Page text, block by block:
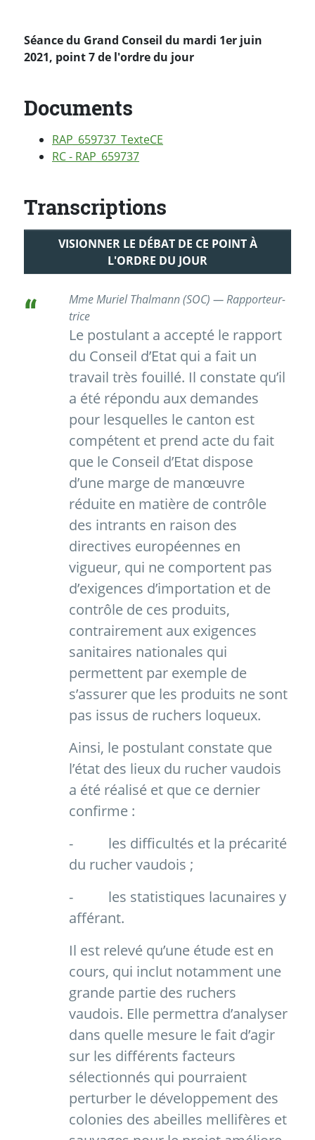
Séance du Grand Conseil du mardi 1er juin
2021, point 7 de l'ordre du jour
Documents
RAP_659737_TexteCE
RC - RAP_659737
Transcriptions
VISIONNER LE DÉBAT DE CE POINT À
L'ORDRE DU JOUR
Mme Muriel Thalmann (SOC) — Rapporteur-
trice
Le postulant a accepté le rapport
du Conseil d’Etat qui a fait un
travail très fouillé. Il constate qu’il
a été répondu aux demandes
pour lesquelles le canton est
compétent et prend acte du fait
que le Conseil d’Etat dispose
d’une marge de manœuvre
réduite en matière de contrôle
des intrants en raison des
directives européennes en
vigueur, qui ne comportent pas
d’exigences d’importation et de
contrôle de ces produits,
contrairement aux exigences
sanitaires nationales qui
permettent par exemple de
s’assurer que les produits ne sont
pas issus de ruchers loqueux.
Ainsi, le postulant constate que
l’état des lieux du rucher vaudois
a été réalisé et que ce dernier
confirme :
-
les difficultés et la précarité
du rucher vaudois ;
-
les statistiques lacunaires y
afférant.
Il est relevé qu’une étude est en
cours, qui inclut notamment une
grande partie des ruchers
vaudois. Elle permettra d’analyser
dans quelle mesure le fait d’agir
sur les différents facteurs
sélectionnés qui pourraient
perturber le développement des
colonies des abeilles mellifères et